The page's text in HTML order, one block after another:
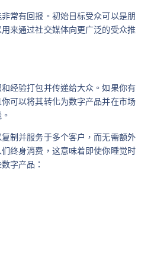
常有回报。初始目标受众可以是朋
来通过社交媒体向更广泛的受众推
经验打包并传递给大众。如果你有
可以将其转化为数字产品并在市场
制并服务于多个客户，而无需额外
终身消费，这意味着即使你睡觉时
字产品：